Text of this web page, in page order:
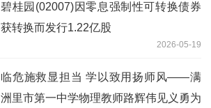
碧桂园(02007)因零息强制性可转换债券
获转换而发行1.22亿股
2026-05-19
临危施救显担当 学以致用扬师风——满
洲里市第一中学物理教师路辉伟见义勇为